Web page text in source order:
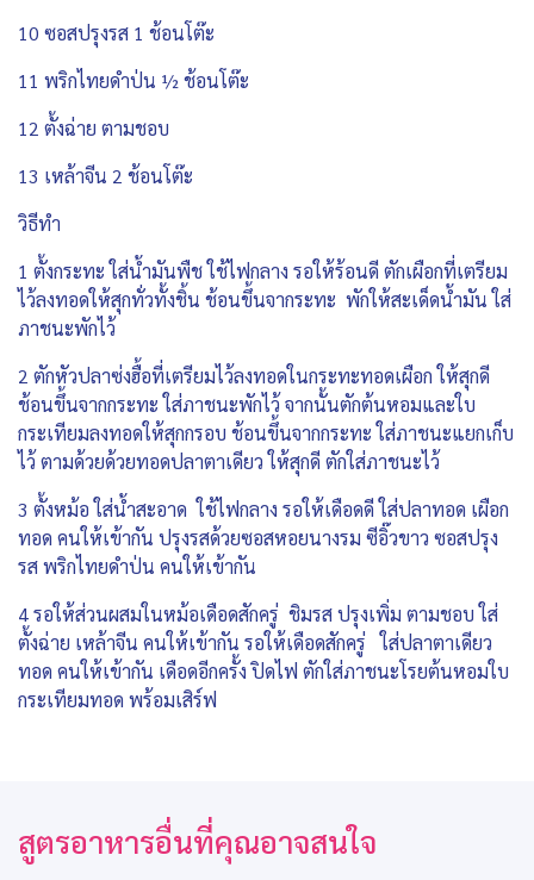
10 ซอสปรุงรส 1 ช้อนโต๊ะ
11 พริกไทยดำป่น ½ ช้อนโต๊ะ
12 ตั้งฉ่าย ตามชอบ
13 เหล้าจีน 2 ช้อนโต๊ะ
วิธีทำ
1 ตั้งกระทะ ใส่น้ำมันพืช ใช้ไฟกลาง รอให้ร้อนดี ตักเผือกที่เตรียม
ไว้ลงทอดให้สุกทั่วทั้งชิ้น ช้อนขึ้นจากระทะ พักให้สะเด็ดน้ำมัน ใส่
ภาชนะพักไว้
2 ตักหัวปลาซ่งฮื้อที่เตรียมไว้ลงทอดในกระทะทอดเผือก ให้สุกดี
ช้อนขึ้นจากกระทะ ใส่ภาชนะพักไว้ จากนั้นตักต้นหอมและใบ
กระเทียมลงทอดให้สุกกรอบ ช้อนขึ้นจากกระทะ ใส่ภาชนะแยกเก็บ
ไว้ ตามด้วยด้วยทอดปลาตาเดียว ให้สุกดี ตักใส่ภาชนะไว้
3 ตั้งหม้อ ใส่น้ำสะอาด ใช้ไฟกลาง รอให้เดือดดี ใส่ปลาทอด เผือก
ทอด คนให้เข้ากัน ปรุงรสด้วยซอสหอยนางรม ซีอิ๊วขาว ซอสปรุง
รส พริกไทยดำป่น คนให้เข้ากัน
4 รอให้ส่วนผสมในหม้อเดือดสักครู่ ชิมรส ปรุงเพิ่ม ตามชอบ ใส่
ตั้งฉ่าย เหล้าจีน คนให้เข้ากัน รอให้เดือดสักครู่ ใส่ปลาตาเดียว
ทอด คนให้เข้ากัน เดือดอีกครั้ง ปิดไฟ ตักใส่ภาชนะโรยต้นหอมใบ
กระเทียมทอด พร้อมเสิร์ฟ
สูตรอาหารอื่นที่คุณอาจสนใจ